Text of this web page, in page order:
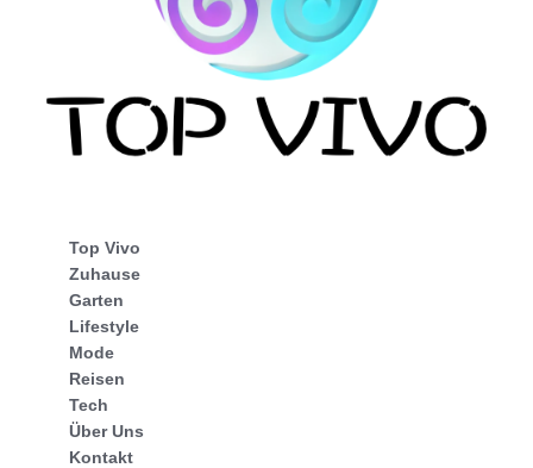
Top Vivo
Zuhause
Garten
Lifestyle
Mode
Reisen
Tech
Über Uns
Kontakt